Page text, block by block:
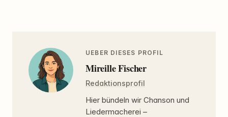
UEBER DIESES PROFIL
Mireille Fischer
Redaktionsprofil
Hier bündeln wir Chanson und
Liedermacherei –